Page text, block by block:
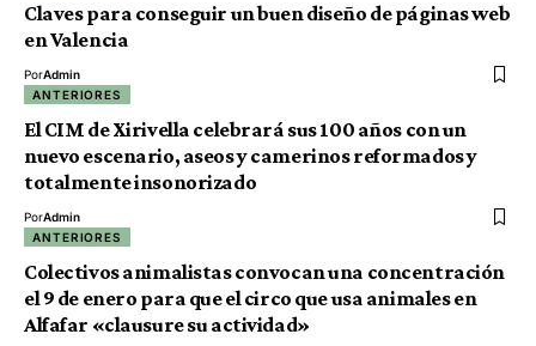
Claves para conseguir un buen diseño de páginas web
en Valencia
PorAdmin
ANTERIORES
El CIM de Xirivella celebrará sus 100 años con un
nuevo escenario, aseos y camerinos reformados y
totalmente insonorizado
PorAdmin
ANTERIORES
Colectivos animalistas convocan una concentración
el 9 de enero para que el circo que usa animales en
Alfafar «clausure su actividad»